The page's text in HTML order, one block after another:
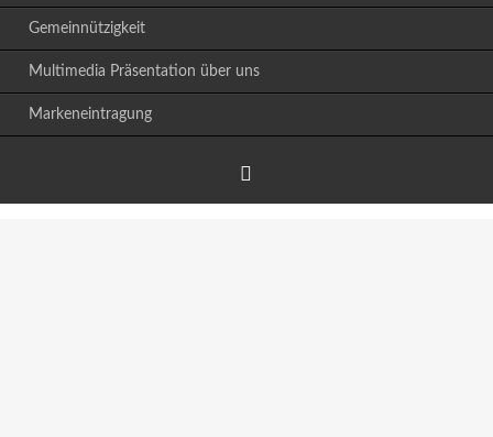
Gemeinnützigkeit
Multimedia Präsentation über uns
Markeneintragung